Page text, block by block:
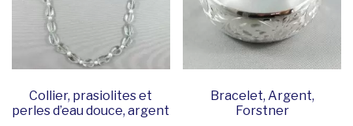
Collier, prasiolites et
perles d’eau douce, argent
Bracelet, Argent,
Forstner